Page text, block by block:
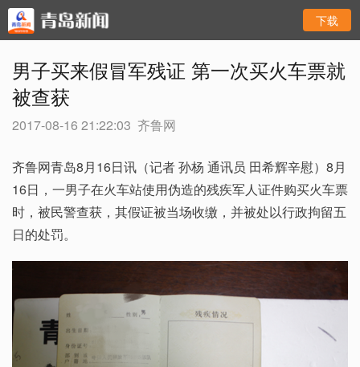
下载
男子买来假冒军残证 第一次买火车票就
被查获
2017-08-16 21:22:03 齐鲁网
齐鲁网青岛8月16日讯（记者 孙杨 通讯员 田希辉辛慰）8月
16日，一男子在火车站使用伪造的残疾军人证件购买火车票
时，被民警查获，其假证被当场收缴，并被处以行政拘留五
日的处罚。